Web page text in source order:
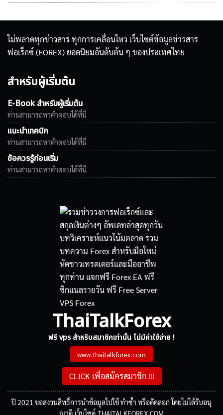
ไม่พลาดทุกข่าวสาร ทุกการเคลื่อนไหว เว็บไซต์ข้อมูลข่าวสาร
ฟอเร็กซ์ (FOREX) ยอดนิยมอันดับต้น ๆ ของประเทศไทย
สำหรับผู้เริ่มต้น
E-Book สำหรับผู้เริ่มต้น
ท่านสามารถหาคำตอบได้ที่นี่
แนะนำเทคนิค
ท่านสามารถหาคำตอบได้ที่นี่
ข้อควรรู้ก่อนเริ่ม
ท่านสามารถหาคำตอบได้ที่นี่
ThaiTalkForex
ฟรี vps สำหรับสมาชิกเท่านั้น ไม่มีค่าใช้จ่าย !
www.thaitalkforex.com
CLICK เพื่อสมัครสมาชิก !!!
ปี 2021 ขอสงวนสิทธิ์การนำข้อมูลไปใช้ ทำซ้ำ หรือคัดลอก โดยไม่ได้รับอนุ